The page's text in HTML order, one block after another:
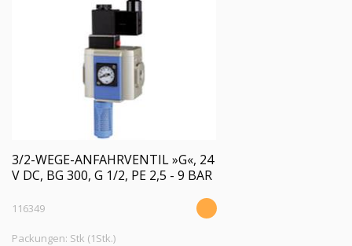
3/2-WEGE-ANFAHRVENTIL »G«, 24
V DC, BG 300, G 1/2, PE 2,5 - 9 BAR
116349
Packungen: Stk (1Stk.)